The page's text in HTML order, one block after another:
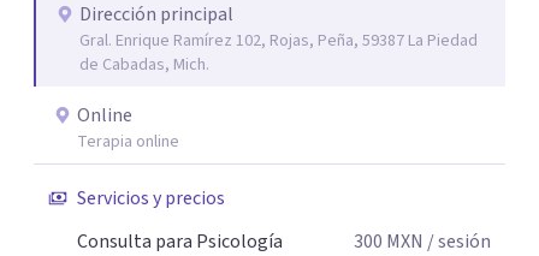
Dirección principal
Gral. Enrique Ramírez 102, Rojas, Peña, 59387 La Piedad
de Cabadas, Mich.
Online
Terapia online
Servicios y precios
Consulta para Psicología
300 MXN / sesión